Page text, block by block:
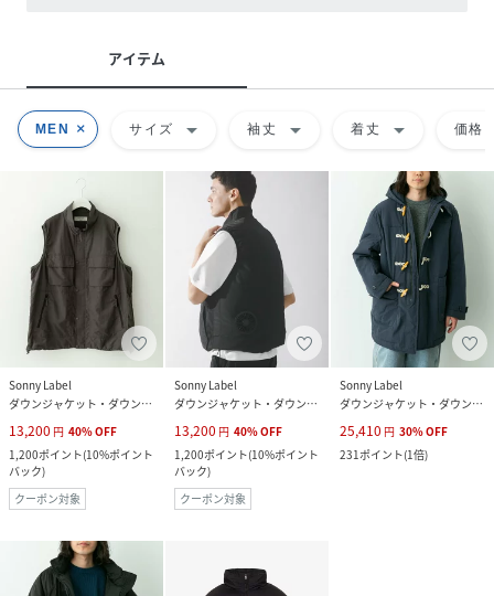
アイテム
MEN サイズ arrow_drop_down 袖丈 arrow_drop_down 着丈 arrow_drop_down 価格
Sonny Label
ダウンジャケット・ダウンベスト
13,200 円 40%OFF
1,200ポイント(10%ポイント
バック)
クーポン対象
Sonny Label
ダウンジャケット・ダウンベスト
13,200 円 40%OFF
1,200ポイント(10%ポイント
バック)
クーポン対象
Sonny Label
ダウンジャケット・ダウンベスト
25,410 円 30%OFF
231ポイント(1倍)